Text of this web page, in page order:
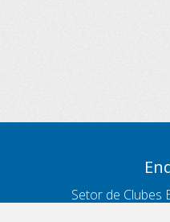
Setor de Clubes